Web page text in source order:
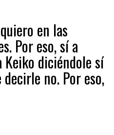
en las
Por eso, sí a
Keiko diciéndole sí
no. Por eso,